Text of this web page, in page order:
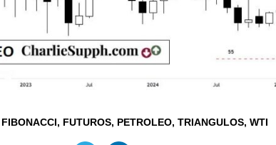
FIBONACCI FUTUROS PETROLEO TRIANGULOS WTI